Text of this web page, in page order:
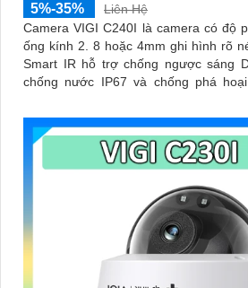
5%-35%
Liên Hệ
Camera VIGI C240I là camera có độ
ống kính 2. 8 hoặc 4mm ghi hình rõ
Smart IR hỗ trợ chống ngược sáng
chống nước IP67 và chống phá